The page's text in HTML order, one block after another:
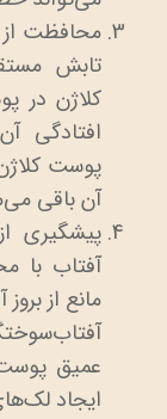
محافظت
تابش
کلاژن در
افتادگی
پوست
آن باقی
پیشگیری
مانع از
عمیق
ایجاد